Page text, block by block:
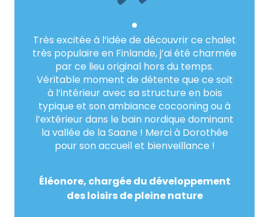
Très excitée à l’idée de découvrir ce chalet
très populaire en Finlande, j’ai été charmée
par ce lieu original hors du temps.
Véritable moment de détente que ce soit
à l’intérieur avec sa structure en bois
typique et son ambiance cocooning ou à
l’extérieur dans le bain nordique dominant
la vallée de la Saane ! Merci à Dorothée
pour son accueil et bienveillance !
Éléonore, chargée du développement
des loisirs de pleine nature